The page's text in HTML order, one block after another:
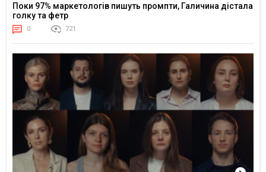
Поки 97% маркетологів пишуть промпти, Галичина дістала
голку та фетр
0 721